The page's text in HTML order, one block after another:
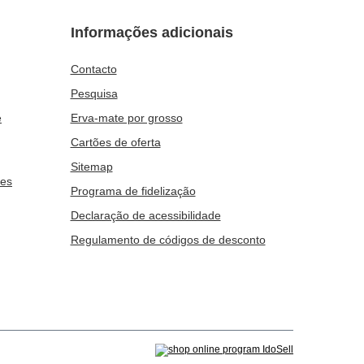
Informações adicionais
Contacto
Pesquisa
Erva-mate por grosso
Cartões de oferta
Sitemap
Programa de fidelização
Declaração de acessibilidade
Regulamento de códigos de desconto